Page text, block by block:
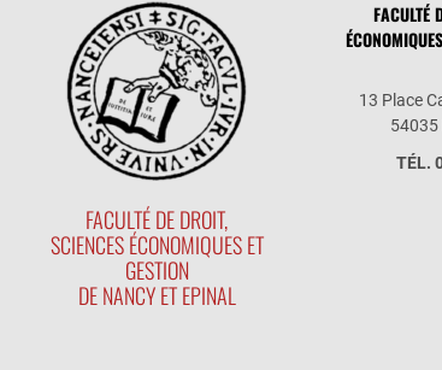
FACULTÉ DE DROIT,
SCIENCES ÉCONOMIQUES ET
GESTION
DE NANCY ET EPINAL
FACULTÉ
13 Place
54035
TÉL.